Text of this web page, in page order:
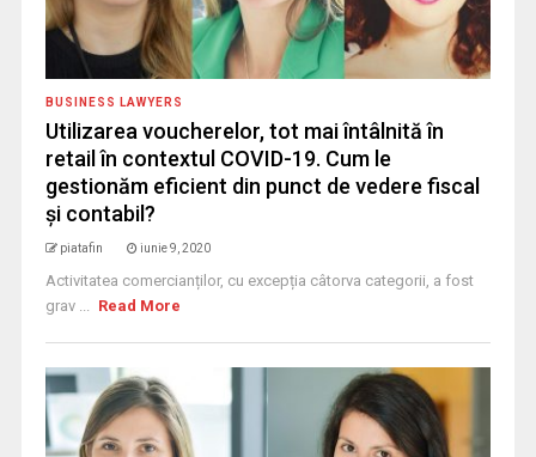
BUSINESS LAWYERS
Utilizarea voucherelor, tot mai întâlnită în
retail în contextul COVID-19. Cum le
gestionăm eficient din punct de vedere fiscal
și contabil?
piatafin iunie 9, 2020
Activitatea comercianților, cu excepția câtorva categorii, a fost
grav ... Read More